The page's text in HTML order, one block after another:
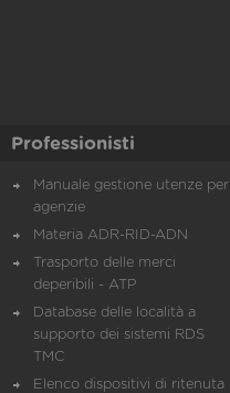
Professionisti
Manuale gestione utenze per
agenzie
Materia ADR-RID-ADN
Trasporto delle merci
deperibili - ATP
Database delle località a
supporto dei sistemi RDS
TMC
Elenco dispositivi di ritenuta